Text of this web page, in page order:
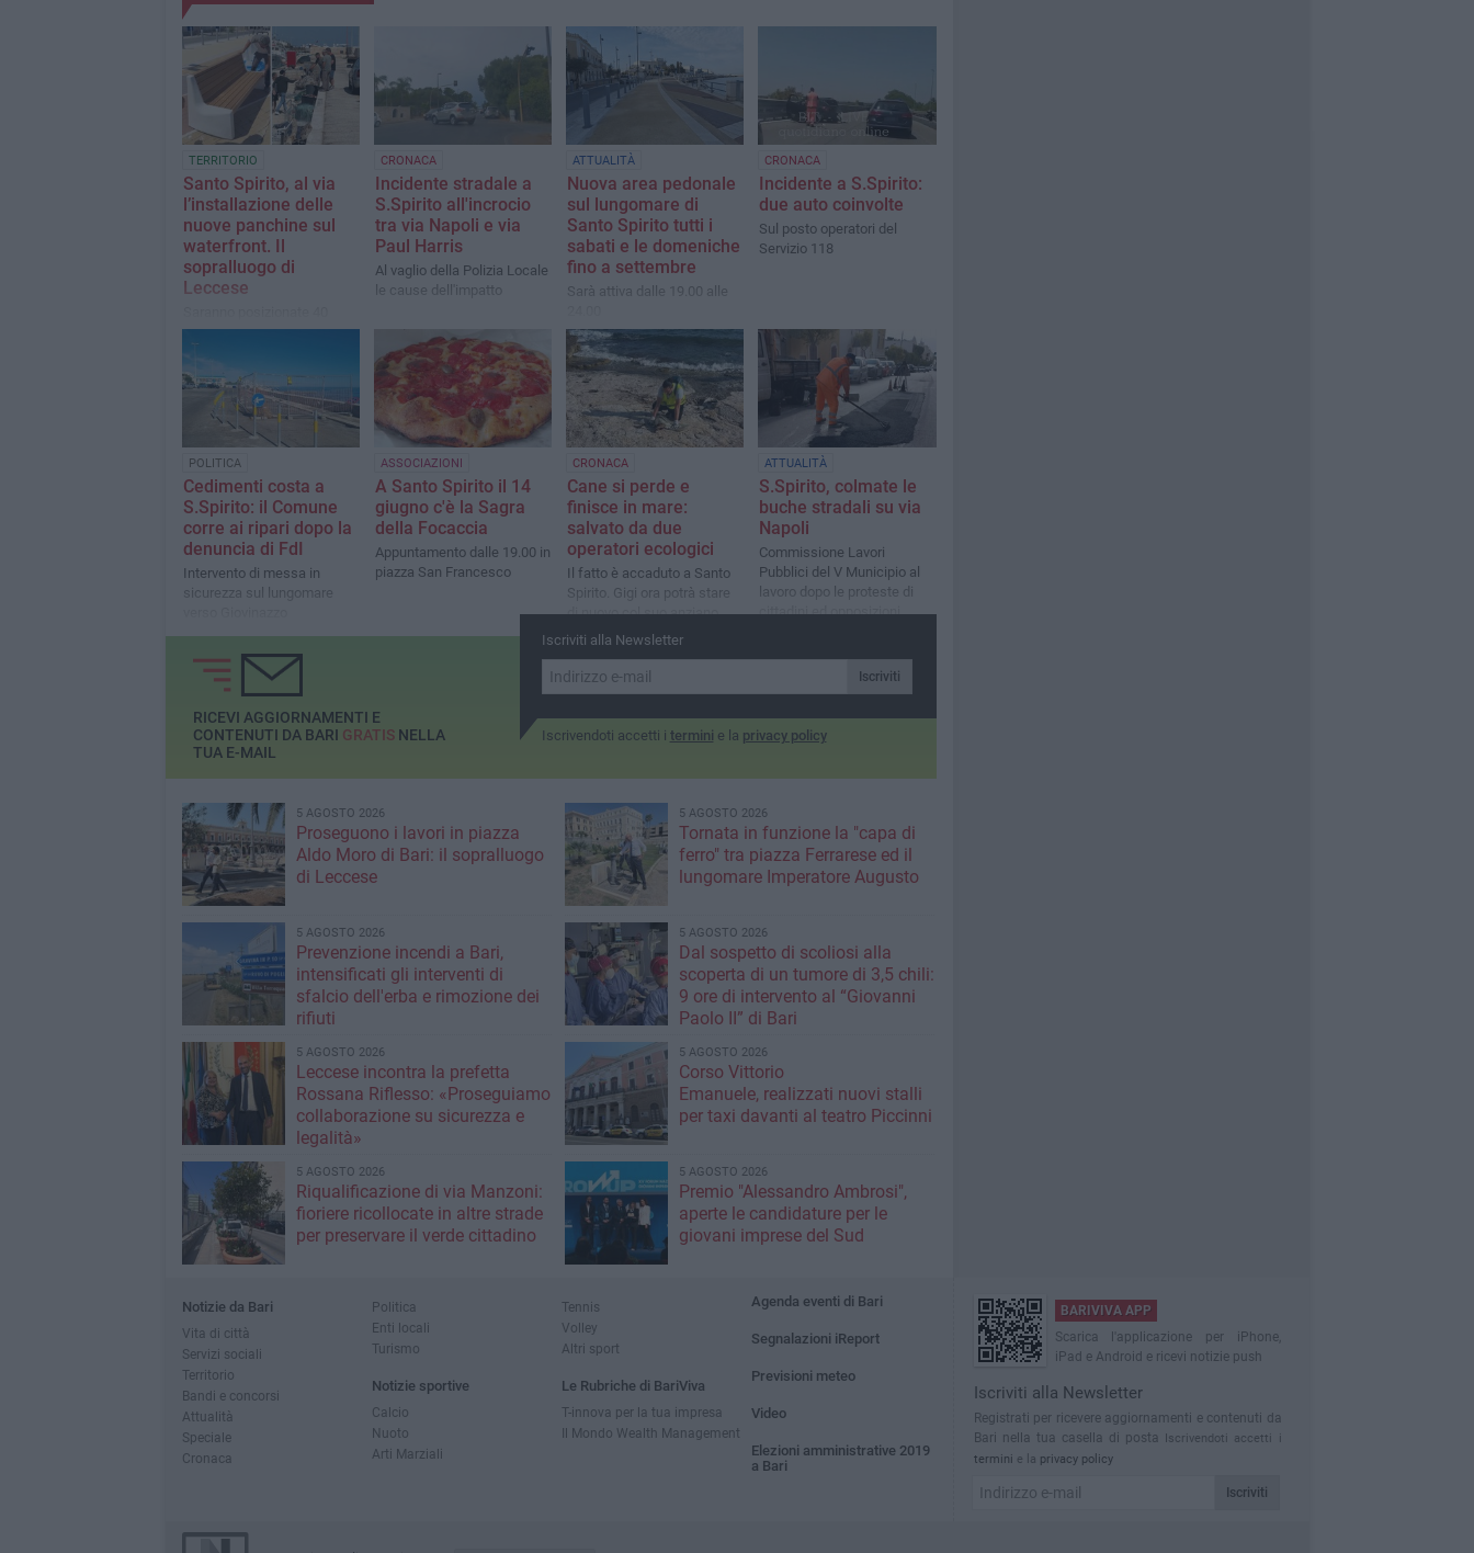
TERRITORIO
Santo Spirito, al via
l’installazione delle
nuove panchine sul
waterfront. Il
sopralluogo di
Leccese
panchine e un gazebo
CRONACA
Incidente stradale a
S.Spirito all'incrocio
tra via Napoli e via
Paul Harris
Al vaglio della Polizia Locale
le cause dell'impatto
ATTUALITÀ
Nuova area pedonale
sul lungomare di
Santo Spirito tutti i
sabati e le domeniche
fino a settembre
Sarà attiva dalle 19.00 alle
CRONACA
Incidente a S.Spirito:
due auto coinvolte
Sul posto operatori del
Servizio 118
POLITICA
Cedimenti costa a
S.Spirito: il Comune
corre ai ripari dopo la
denuncia di FdI
Intervento di messa in
sicurezza sul lungomare
ASSOCIAZIONI
A Santo Spirito il 14
giugno c'è la Sagra
della Focaccia
Appuntamento dalle 19.00 in
piazza San Francesco
CRONACA
Cane si perde e
finisce in mare:
salvato da due
operatori ecologici
Il fatto è accaduto a Santo
Spirito. Gigi ora potrà stare
di nuovo col suo anziano
padrone
ATTUALITÀ
S.Spirito, colmate le
buche stradali su via
Napoli
Commissione Lavori
Pubblici del V Municipio al
lavoro dopo le proteste di
cittadini ed opposizioni
Iscriviti alla Newsletter
Iscriviti
Iscrivendoti accetti i termini e la privacy policy
RICEVI AGGIORNAMENTI E
CONTENUTI DA BARI GRATISNELLA
TUA E-MAIL
5 AGOSTO 2026
Proseguono i lavori in piazza
Aldo Moro di Bari: il sopralluogo
di Leccese
5 AGOSTO 2026
Tornata in funzione la "capa di
ferro" tra piazza Ferrarese ed il
lungomare Imperatore Augusto
5 AGOSTO 2026
Prevenzione incendi a Bari,
intensificati gli interventi di
sfalcio dell'erba e rimozione dei
rifiuti
5 AGOSTO 2026
Dal sospetto di scoliosi alla
scoperta di un tumore di 3,5 chili:
9 ore di intervento al “Giovanni
Paolo II” di Bari
5 AGOSTO 2026
Leccese incontra la prefetta ​
Rossana Riflesso: «Proseguiamo
collaborazione su sicurezza e
legalità»
5 AGOSTO 2026
Corso Vittorio
Emanuele, realizzati nuovi stalli
per taxi davanti al teatro Piccinni
5 AGOSTO 2026
Riqualificazione di via Manzoni:
fioriere ricollocate in altre strade
per preservare il verde cittadino
5 AGOSTO 2026
Premio "Alessandro Ambrosi",
aperte le candidature per le
giovani imprese del Sud
Notizie da Bari
Vita di città
Servizi sociali
Territorio
Bandi e concorsi
Attualità
Speciale
Cronaca
Politica
Enti locali
Turismo
Notizie sportive
Calcio
Nuoto
Arti Marziali
Tennis
Volley
Altri sport
Le Rubriche di BariViva
T-innova per la tua impresa
Il Mondo Wealth Management
Agenda eventi di Bari
Segnalazioni iReport
Previsioni meteo
Video
Elezioni amministrative 2019
a Bari
BARIVIVA APP
Scarica l'applicazione per iPhone,
iPad e Android e ricevi notizie push
Iscriviti alla Newsletter
Registrati per ricevere aggiornamenti e contenuti da
Bari nella tua casella di posta
Iscrivendoti accetti i
termini e la privacy policy
Iscriviti